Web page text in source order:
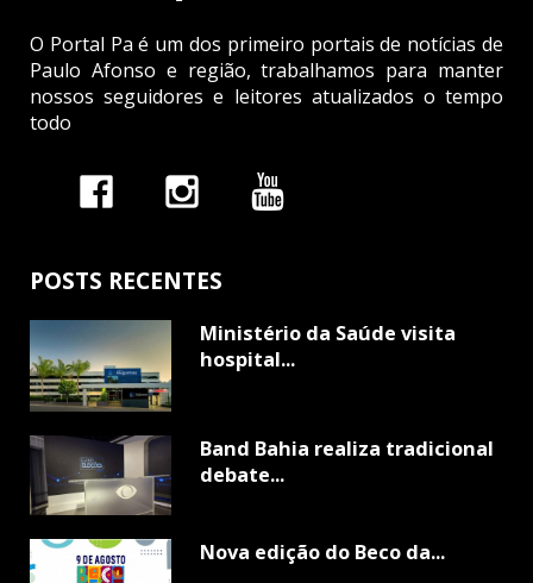
O Portal Pa é um dos primeiro portais de notícias de
Paulo Afonso e região, trabalhamos para manter
nossos seguidores e leitores atualizados o tempo
todo
POSTS RECENTES
Ministério da Saúde visita
hospital...
Band Bahia realiza tradicional
debate...
Nova edição do Beco da...